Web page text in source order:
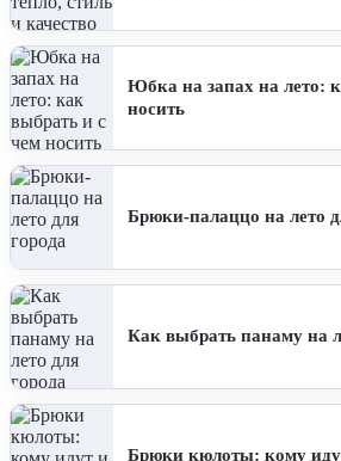
Юбка на запах на лето:
носить
Брюки-палаццо на лето
Как выбрать панаму на
Брюки кюлоты: кому